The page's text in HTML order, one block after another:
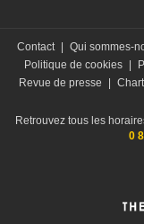
Contact | Qui sommes-
Politique de cookies |
Revue de presse
|
Retrouvez tous les
0